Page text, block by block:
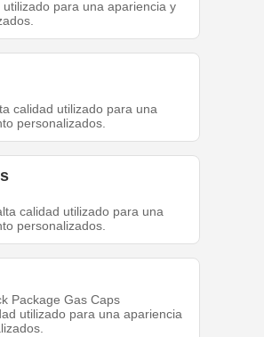
para una apariencia y
calidad utilizado para una
personalizados.
calidad utilizado para una
personalizados.
Package Gas Caps
utilizado para una apariencia